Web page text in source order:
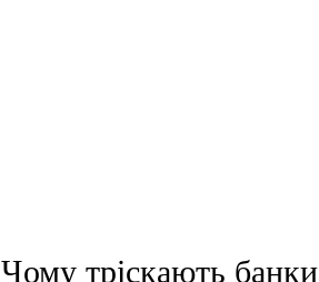
Чому тріскають банки